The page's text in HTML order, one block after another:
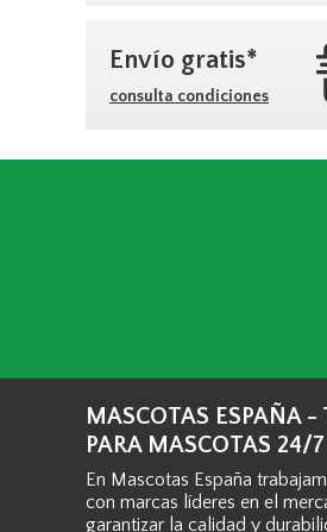
Envío gratis*
consulta condiciones
MASCOTAS ESPAÑA -
PARA MASCOTAS 24/7
En Mascotas España
con marcas líderes en el
garantizar la calidad y